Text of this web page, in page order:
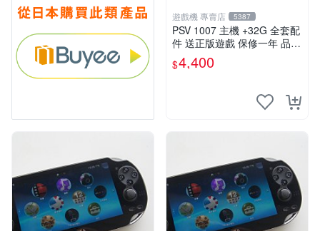
遊戲機 專賣店 5387
PSV 1007 主機 +32G 全套配
件 送正版遊戲 保修一年 品質
有保障
$4,400